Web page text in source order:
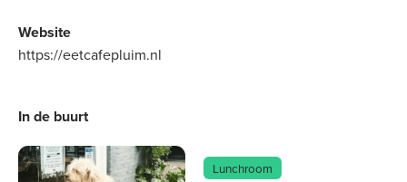
Website
https://eetcafepluim.nl
In de buurt
Lunchroom